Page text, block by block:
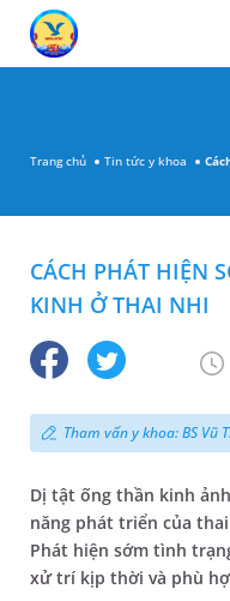
Trang chủ Tin tức y khoa
CÁCH PHÁT HIỆN
KINH Ở THAI NHI
Tham vấn y khoa: BS Vũ
Dị tật ống thần kinh
năng phát triển của
Phát hiện sớm tình
xử trí kịp thời và phù